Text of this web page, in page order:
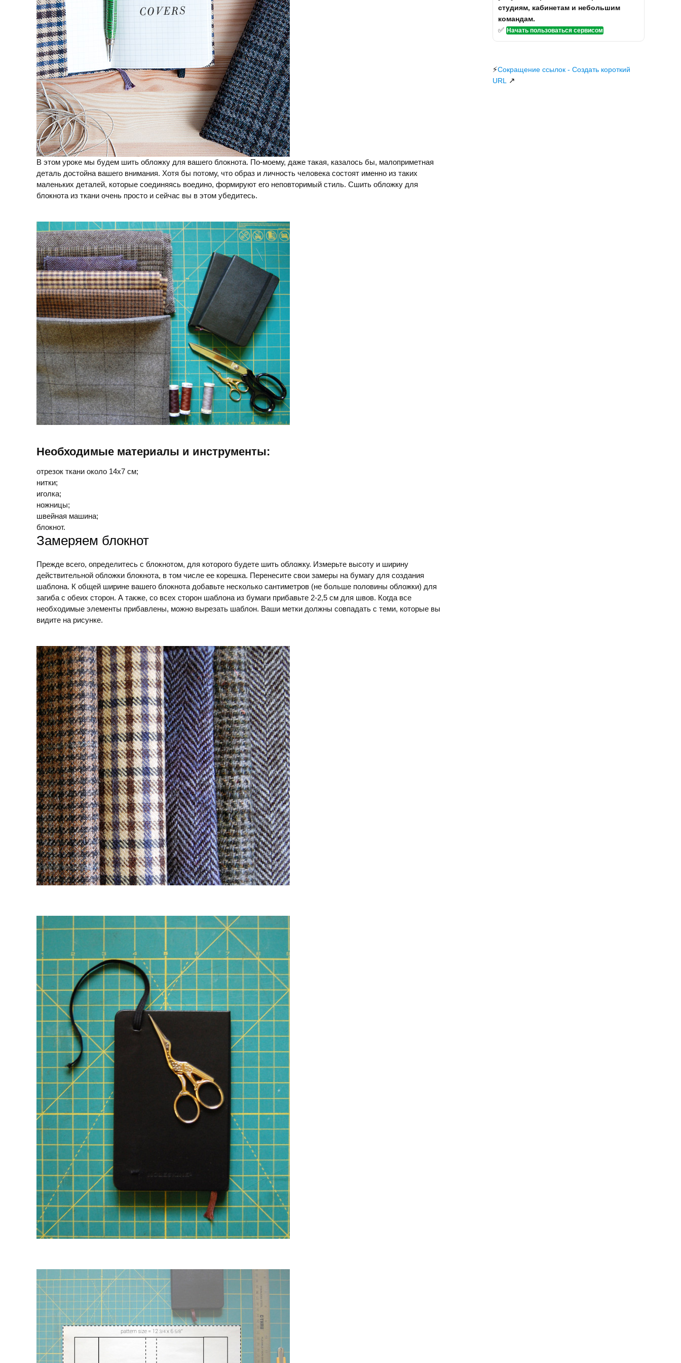
В этом уроке мы будем шить обложку для вашего блокнота. По-моему, даже такая, казалось бы, малоприметная
деталь достойна вашего внимания. Хотя бы потому, что образ и личность человека состоят именно из таких
маленьких деталей, которые соединяясь воедино, формируют его неповторимый стиль. Сшить обложку для
блокнота из ткани очень просто и сейчас вы в этом убедитесь.
Необходимые материалы и инструменты:
отрезок ткани около 14х7 см;
нитки;
иголка;
ножницы;
швейная машина;
блокнот.
Замеряем блокнот
Прежде всего, определитесь с блокнотом, для которого будете шить обложку. Измерьте высоту и ширину
действительной обложки блокнота, в том числе ее корешка. Перенесите свои замеры на бумагу для создания
шаблона. К общей ширине вашего блокнота добавьте несколько сантиметров (не больше половины обложки) для
загиба с обеих сторон. А также, со всех сторон шаблона из бумаги прибавьте 2-2,5 см для швов. Когда все
необходимые элементы прибавлены, можно вырезать шаблон. Ваши метки должны совпадать с теми, которые вы
видите на рисунке.
студиям, кабинетам и небольшим
командам.
✅ Начать пользоваться сервисом
⚡Сокращение ссылок - Создать короткий
URL
↗